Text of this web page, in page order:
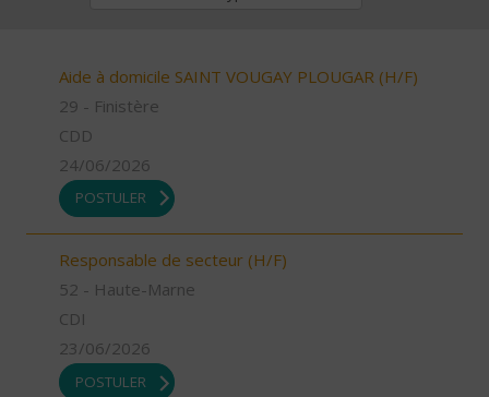
Aide à domicile SAINT VOUGAY PLOUGAR (H/F)
29 - Finistère
CDD
24/06/2026
POSTULER
Responsable de secteur (H/F)
52 - Haute-Marne
CDI
23/06/2026
POSTULER